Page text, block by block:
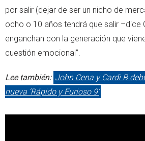
por salir (dejar de ser un nicho de
ocho o 10 años tendrá que salir –dice
enganchan con la generación que
cuestión emocional”.
Lee también: John Cena y Cardi B
nueva ‘Rápido y Furioso 9’